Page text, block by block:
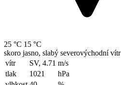
25 °C 15 °C
skoro jasno, slabý severovýchodní vítr
vítr
SV, 4.71 m/s
tlak
1021
hPa